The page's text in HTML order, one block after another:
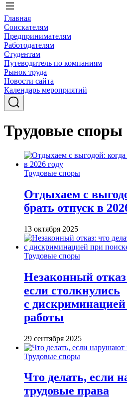
Главная
Соискателям
Предпринимателям
Работодателям
Студентам
Путеводитель по компаниям
Рынок труда
Новости сайта
Календарь мероприятий
Трудовые споры
Трудовые споры
Отдыхаем с
брать отпуск в
13 октября 2025
Трудовые споры
Незаконный
если столкнулись
с
работы
29 сентября 2025
Трудовые споры
Что делать, если
трудовые права